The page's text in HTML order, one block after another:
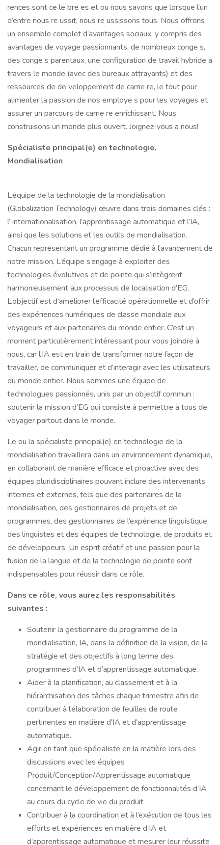
rences sont ce le bre es et ou nous savons que lorsque l’un
d’entre nous re ussit, nous re ussissons tous. Nous offrons
un ensemble complet d’avantages sociaux, y compris des
avantages de voyage passionnants, de nombreux conge s,
des conge s parentaux, une configuration de travail hybride a
travers le monde (avec des bureaux attrayants) et des
ressources de de veloppement de carrie re, le tout pour
alimenter la passion de nos employe s pour les voyages et
assurer un parcours de carrie re enrichissant. Nous
construisons un monde plus ouvert. Joignez-vous a nous!
Spécialiste principal(e) en technologie,
Mondialisation
L’équipe de la technologie de la mondialisation
(Globalization Technology) œuvre dans trois domaines clés :
l’ internationalisation, l’apprentissage automatique et l’IA,
ainsi que les solutions et les outils de mondialisation.
Chacun représentant un programme dédié à l’avancement de
notre mission. L’équipe s’engage à exploiter des
technologies évolutives et de pointe qui s’intègrent
harmonieusement aux processus de localisation d’EG.
L’objectif est d’améliorer l’efficacité opérationnelle et d’offrir
des expériences numériques de classe mondiale aux
voyageurs et aux partenaires du monde entier. C’est un
moment particulièrement intéressant pour vous joindre à
nous, car l’IA est en train de transformer notre façon de
travailler, de communiquer et d’interagir avec les utilisateurs
du monde entier. Nous sommes une équipe de
technologues passionnés, unis par un objectif commun :
soutenir la mission d’EG qui consiste à permettre à tous de
voyager partout dans le monde.
Le ou la spécialiste principal(e) en technologie de la
mondialisation travaillera dans un environnement dynamique,
en collaborant de manière efficace et proactive avec des
équipes pluridisciplinaires pouvant inclure des intervenants
internes et externes, tels que des partenaires de la
mondialisation, des gestionnaires de projets et de
programmes, des gestionnaires de l’expérience linguistique,
des linguistes et des équipes de technologie, de produits et
de développeurs. Un esprit créatif et une passion pour la
fusion de la langue et de la technologie de pointe sont
indispensables pour réussir dans ce rôle.
Dans ce rôle, vous aurez les responsabilités
suivantes :
Soutenir la gestionnaire du programme de la
mondialisation, IA, dans la définition de la vision, de la
stratégie et des objectifs à long terme des
programmes d’IA et d’apprentissage automatique.
Aider à la planification, au classement et à la
hiérarchisation des tâches chaque trimestre afin de
contribuer à l’élaboration de feuilles de route
pertinentes en matière d’IA et d’apprentissage
automatique.
Agir en tant que spécialiste en la matière lors des
discussions avec les équipes
Produit/Conception/Apprentissage automatique
concernant le développement de fonctionnalités d’IA
au cours du cycle de vie du produit.
Contribuer à la coordination et à l’exécution de tous les
efforts et expériences en matière d’IA et
d’apprentissage automatique et mesurer leur réussite